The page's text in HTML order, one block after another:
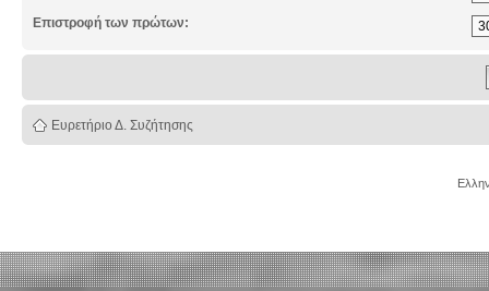
Επιστροφή των πρώτων:
Ευρετήριο Δ. Συζήτησης